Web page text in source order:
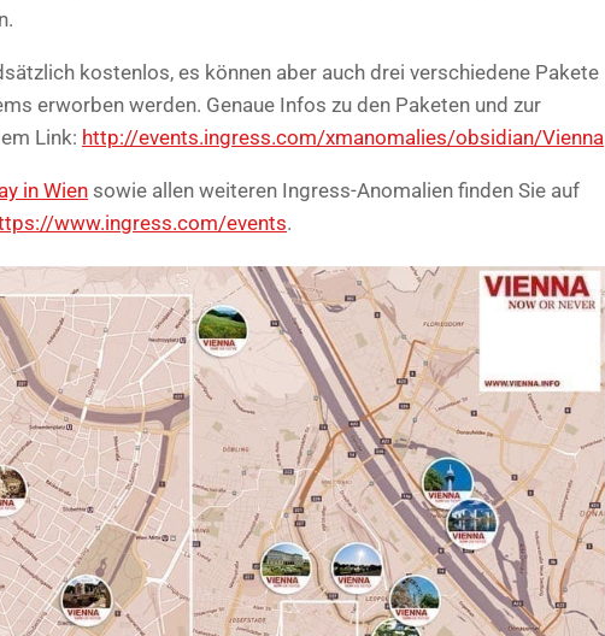
kostenlos, es können aber auch drei verschiedene Pakete
erworben werden. Genaue Infos zu den Paketen und zur
Link: http://events.ingress.com/xmanomalies/obsidian/Vienna
in Wien sowie allen weiteren Ingress-Anomalien finden Sie auf
www.ingress.com/events.